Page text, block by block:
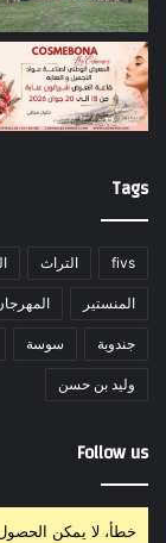
Tags
fivs التراث
المنستير
جندوبة سوسة
وليد بن حسن
Follow us
خطأ، لا يمكن